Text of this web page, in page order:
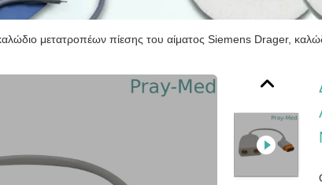
μετατροπέων πίεσης του αίματος Siemens Drager,